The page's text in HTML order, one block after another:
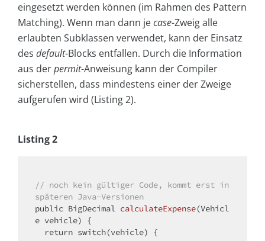
eingesetzt werden können (im Rahmen des Pattern
Matching). Wenn man dann jecase-Zweig alle
erlaubten Subklassen verwendet, kann der Einsatz
des default-Blocks entfallen. Durch die Information
aus derpermit-Anweisung kann der Compiler
sicherstellen, dass mindestens einer der Zweige
aufgerufen wird (Listing 2).
Listing 2
// noch kein gültiger Code, kommt erst in
späteren Java-Versionen
public BigDecimal calculateExpense(Vehicl
e vehicle)
{
return switch(vehicle) {